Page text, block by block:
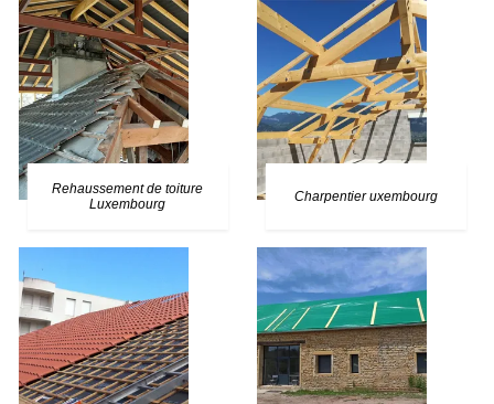
Rehaussement de toiture
Luxembourg
Charpentier uxembourg